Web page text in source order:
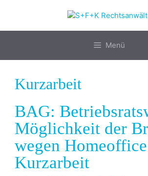
Menü
Kurzarbeit
BAG:
Möglichkeit der
wegen
Kurzarbeit